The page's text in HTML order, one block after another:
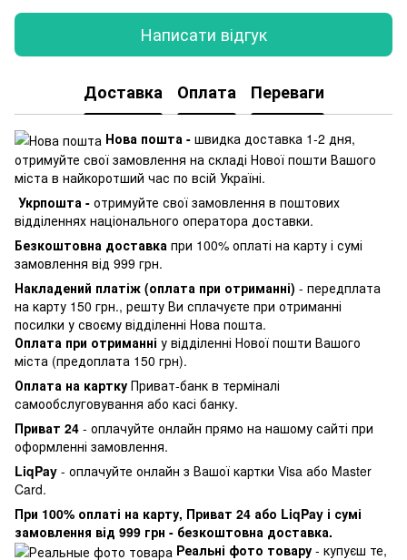
Написати відгук
Доставка Оплата Переваги
Нова пошта - швидка доставка 1-2 дня,
отримуйте свої замовлення на складі Нової пошти Вашого
міста в найкоротший час по всій Україні.
Укрпошта - отримуйте свої замовлення в поштових
відділеннях національного оператора доставки.
Безкоштовна доставка при 100% оплаті на карту і сумі
замовлення від 999 грн.
Накладений платіж (оплата при отриманні) - передплата
на карту 150 грн., решту Ви сплачуєте при отриманні
посилки у своєму відділенні Нова пошта.
Оплата при отриманні у відділенні Нової пошти Вашого
міста (предоплата 150 грн).
Оплата на картку Приват-банк в терміналі
самообслуговування або касі банку.
Приват 24 - оплачуйте онлайн прямо на нашому сайті при
оформленні замовлення.
LiqPay - оплачуйте онлайн з Вашої картки Visa або Master
Card.
При 100% оплаті на карту, Приват 24 або LiqPay і сумі
замовлення від 999 грн - безкоштовна доставка.
Реальні фото товару - купуєш те,